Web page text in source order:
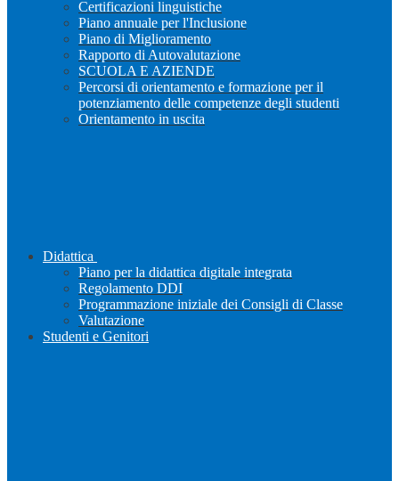
Certificazioni linguistiche
Piano annuale per l'Inclusione
Piano di Miglioramento
Rapporto di Autovalutazione
SCUOLA E AZIENDE
Percorsi di orientamento e formazione per il
potenziamento delle competenze degli studenti
Orientamento in uscita
Didattica
Piano per la didattica digitale integrata
Regolamento DDI
Programmazione iniziale dei Consigli di Classe
Valutazione
Studenti e Genitori